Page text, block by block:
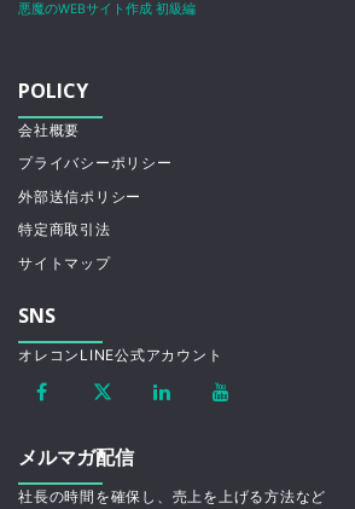
悪魔のWEBサイト作成 初級編
POLICY
会社概要
プライバシーポリシー
外部送信ポリシー
特定商取引法
サイトマップ
SNS
オレコンLINE公式アカウント
メルマガ配信
社長の時間を確保し、売上を上げる方法など